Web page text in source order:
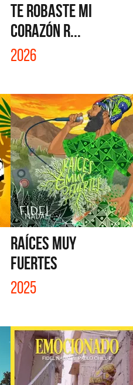
TE ROBASTE MI
CORAZÓN R...
2026
RAÍCES MUY
FUERTES
2025